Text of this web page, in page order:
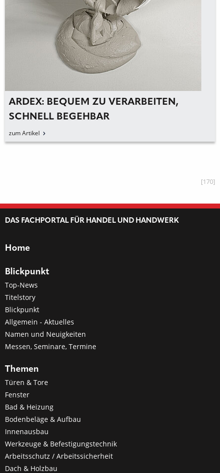
ZU VERARBEITEN,
»STARK AN
[170]
DAS FACHPORTAL FÜR HANDEL UND HANDWERK
Home
Blickpunkt
Top-News
Titelstory
Blickpunkt
Allgemein - Aktuelles
Namen und Neuigkeiten
Messen, Seminare, Termine
Themen
Türen & Tore
Fenster
Bad & Heizung
Bodenbeläge & Aufbau
Innenausbau
Werkzeuge & Befestigungstechnik
Arbeitsschutz / Arbeitssicherheit
Dach & Holzbau